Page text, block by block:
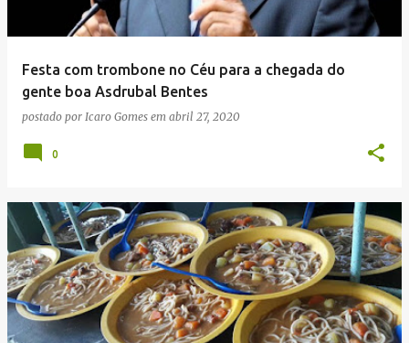
Festa com trombone no Céu para a chegada do
gente boa Asdrubal Bentes
postado por Icaro Gomes em abril 27, 2020
0